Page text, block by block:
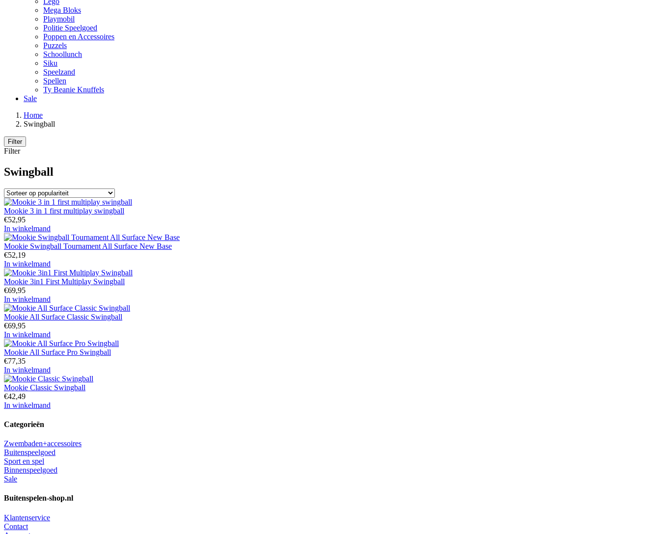
Mega Bloks
Playmobil
Politie Speelgoed
Poppen en Accessoires
Puzzels
Schoollunch
Siku
Speelzand
Spellen
Ty Beanie Knuffels
Sale
Home
Swingball
Filter
Filter
Swingball
Mookie 3 in 1 first multiplay swingball
€52,95
In winkelmand
Mookie Swingball Tournament All Surface New Base
€52,19
In winkelmand
Mookie 3in1 First Multiplay Swingball
€69,95
In winkelmand
Mookie All Surface Classic Swingball
€69,95
In winkelmand
Mookie All Surface Pro Swingball
€77,35
In winkelmand
Mookie Classic Swingball
€42,49
In winkelmand
Categorieën
Zwembaden+accessoires
Buitenspeelgoed
Sport en spel
Binnenspeelgoed
Sale
Buitenspelen-shop.nl
Klantenservice
Contact